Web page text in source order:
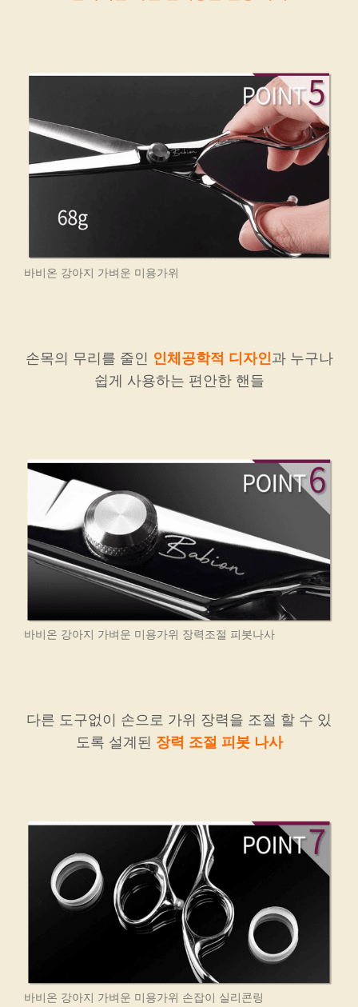
바비온 강아지 가벼운 미용가위
손목의 무리를 줄인 인체공학적 디자인과 누구나
쉽게 사용하는 편안한 핸들
바비온 강아지 가벼운 미용가위 장력조절 피봇나사
다른 도구없이 손으로 가위 장력을 조절 할 수 있
도록 설계된 장력 조절 피봇 나사
바비온 강아지 가벼운 미용가위 손잡이 실리콘링